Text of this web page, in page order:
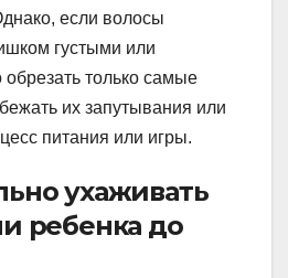
если волосы
густыми или
только самые
их запутывания или
питания или игры.
ухаживать
ребенка до